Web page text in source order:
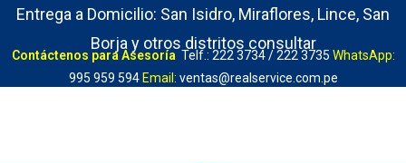
Entrega a Domicilio: San Isidro, Miraflores, Lince, San
Borja y otros distritos consultar
Contáctenos para Asesoría Telf.: 222 3734 / 222 3735 WhatsApp:
995 959 594 Email: ventas@realservice.com.pe